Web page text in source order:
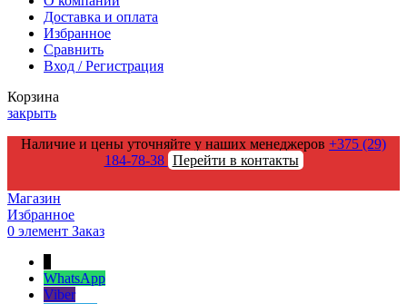
Доставка и оплата
Избранное
Сравнить
Вход / Регистрация
Корзина
закрыть
Наличие и цены уточняйте у наших менеджеров +375 (29)
184-78-38 Перейти в контакты
Магазин
Избранное
0 элемент Заказ
WhatsApp
Viber